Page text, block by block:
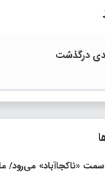
درگذشت
«ناکجاآباد» می‌رود/